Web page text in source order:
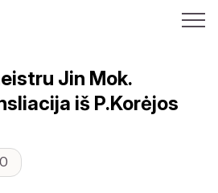
Jin Mok.
iš P.Korėjos